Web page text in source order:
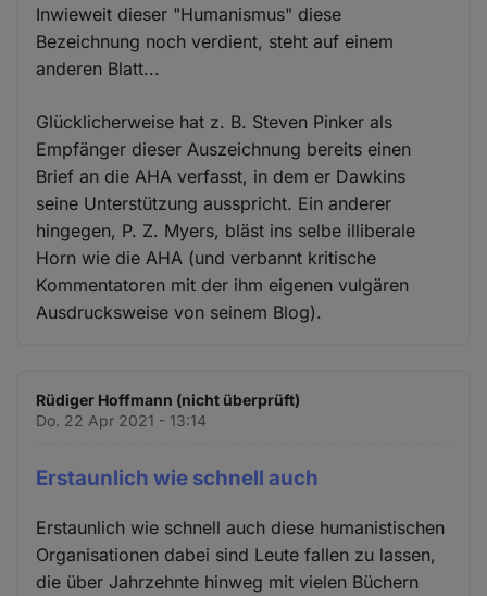
Inwieweit dieser "Humanismus" diese
Bezeichnung noch verdient, steht auf einem
anderen Blatt...
Glücklicherweise hat z. B. Steven Pinker als
Empfänger dieser Auszeichnung bereits einen
Brief an die AHA verfasst, in dem er Dawkins
seine Unterstützung ausspricht. Ein anderer
hingegen, P. Z. Myers, bläst ins selbe illiberale
Horn wie die AHA (und verbannt kritische
Kommentatoren mit der ihm eigenen vulgären
Ausdrucksweise von seinem Blog).
Rüdiger Hoffmann (nicht überprüft)
Do. 22 Apr 2021 - 13:14
Erstaunlich wie schnell auch
Erstaunlich wie schnell auch diese humanistischen
Organisationen dabei sind Leute fallen zu lassen,
die über Jahrzehnte hinweg mit vielen Büchern